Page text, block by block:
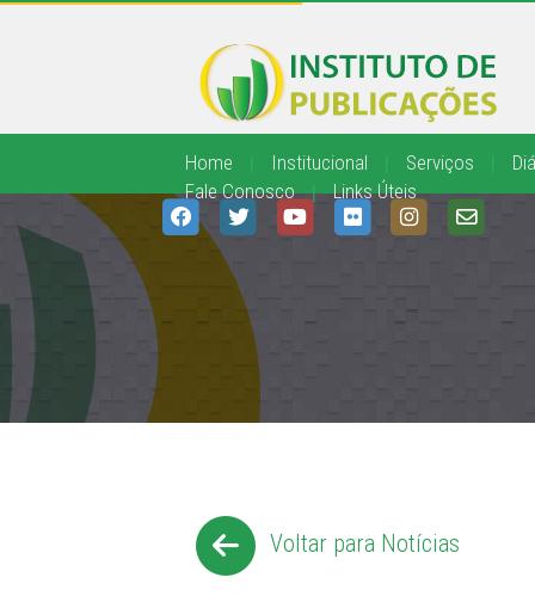
Home Institucional Serviços
Fale Conosco
| Links Úteis
Voltar para Notícias